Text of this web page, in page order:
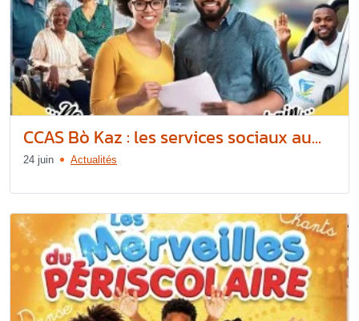
CCAS Bò Kaz : les services sociaux au...
24 juin Actualités